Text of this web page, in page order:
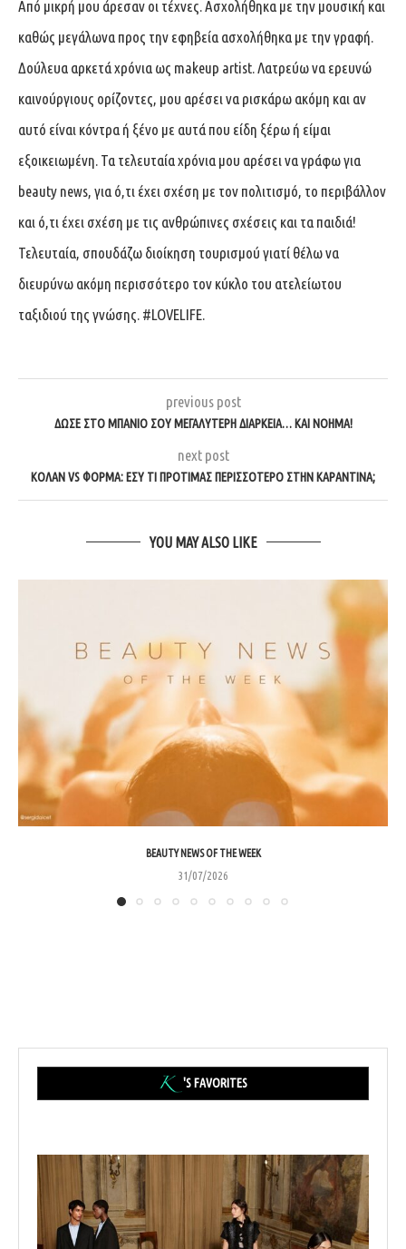
Από μικρή μου άρεσαν οι τέχνες. Ασχολήθηκα με την μουσική και
καθώς μεγάλωνα προς την εφηβεία ασχολήθηκα με την γραφή.
Δούλευα αρκετά χρόνια ως makeup artist. Λατρεύω να ερευνώ
καινούργιους ορίζοντες, μου αρέσει να ρισκάρω ακόμη και αν
αυτό είναι κόντρα ή ξένο με αυτά που είδη ξέρω ή είμαι
εξοικειωμένη. Τα τελευταία χρόνια μου αρέσει να γράφω για
beauty news, για ό,τι έχει σχέση με τον πολιτισμό, το περιβάλλον
και ό,τι έχει σχέση με τις ανθρώπινες σχέσεις και τα παιδιά!
Τελευταία, σπουδάζω διοίκηση τουρισμού γιατί θέλω να
διευρύνω ακόμη περισσότερο τον κύκλο του ατελείωτου
ταξιδιού της γνώσης. #LOVELIFE.
previous post
ΔΏΣΕ ΣΤΟ ΜΠΆΝΙΟ ΣΟΥ ΜΕΓΑΛΎΤΕΡΗ ΔΙΆΡΚΕΙΑ… ΚΑΙ ΝΌΗΜΑ!
next post
ΚΟΛΆΝ VS ΦΌΡΜΑ: ΕΣΎ ΤΙ ΠΡΟΤΙΜΆΣ ΠΕΡΙΣΣΌΤΕΡΟ ΣΤΗΝ ΚΑΡΑΝΤΊΝΑ;
YOU MAY ALSO LIKE
BEAUTY NEWS OF THE WEEK
31/07/2026
'S FAVORITES